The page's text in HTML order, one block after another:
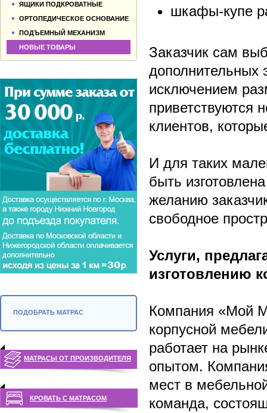
шкафы-купе
Заказчик сам
дополнительных
исключением
приветствуются
клиентов,
И для таких
быть
желанию
свободное
Услуги,
изготовлению
Компания «Мой
корпусной
работает на
опытом.
мест в
команда,
ЯЩИКИ ПОДКРОВАТНЫЕ
ОРТОПЕДИЧЕСКОЕ ОСНОВАНИЕ
ПОДЪЕМНЫЙ МЕХАНИЗМ
НОВЫЕ ТОВАРЫ
ПОДОБРАТЬ МАТРАС
МАТРАСЫ ОТ ПРОИЗВОДИТЕЛЯ
КРОВАТЬ С МАТРАСОМ